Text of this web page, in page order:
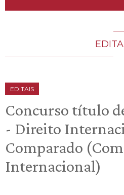
EDITAIS
Concurso título
- Direito
Comparado
Internacional)